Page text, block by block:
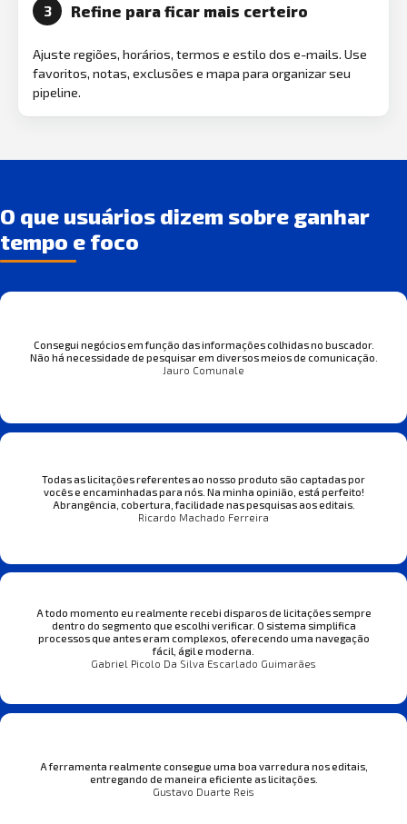
3 Refine para ficar mais certeiro
Ajuste regiões, horários, termos e estilo dos e-mails. Use
favoritos, notas, exclusões e mapa para organizar seu
pipeline.
O que usuários dizem sobre ganhar
tempo e foco
Consegui negócios em função das informações colhidas no buscador.
Não há necessidade de pesquisar em diversos meios de comunicação.
Jauro Comunale
Todas as licitações referentes ao nosso produto são captadas por
vocês e encaminhadas para nós. Na minha opinião, está perfeito!
Abrangência, cobertura, facilidade nas pesquisas aos editais.
Ricardo Machado Ferreira
A todo momento eu realmente recebi disparos de licitações sempre
dentro do segmento que escolhi verificar. O sistema simplifica
processos que antes eram complexos, oferecendo uma navegação
fácil, ágil e moderna.
Gabriel Picolo Da Silva Escarlado Guimarães
A ferramenta realmente consegue uma boa varredura nos editais,
entregando de maneira eficiente as licitações.
Gustavo Duarte Reis